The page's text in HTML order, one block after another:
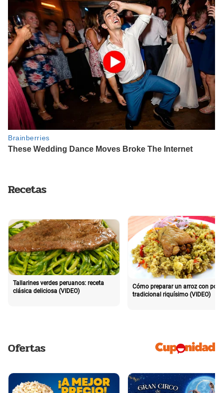
Recetas
Tallarines verdes peruanos: receta
clásica deliciosa (VIDEO)
Cómo preparar un arroz con pollo
tradicional riquísimo (VIDEO)
Ofertas